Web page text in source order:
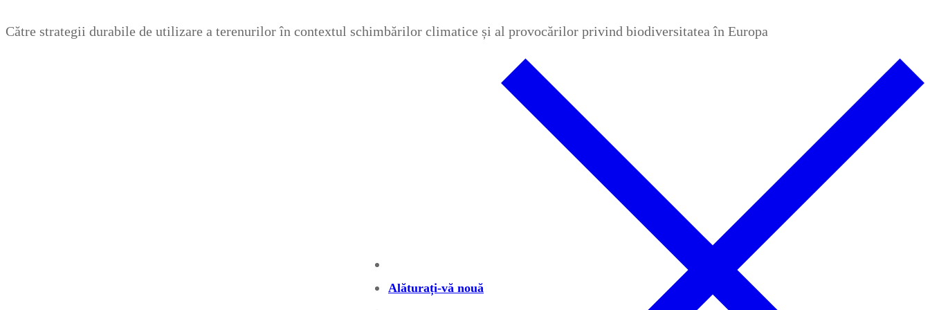
Inhalt
Către strategii durabile de utilizare a terenurilor în contextul schimbărilor climatice și al provocărilor privind biodiversitatea în Europa
Alăturați-vă nouă